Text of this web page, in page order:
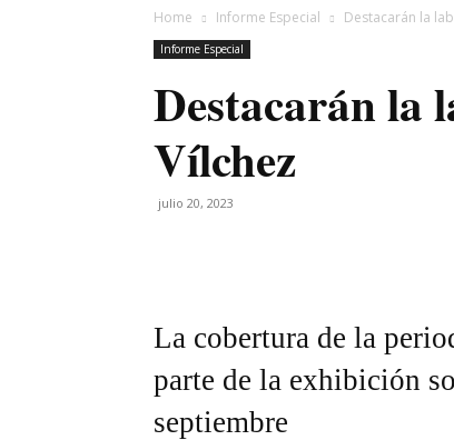
Home Informe Especial Destacarán la
Informe Especial
Destacarán la
Vílchez
julio 20, 2023
La cobertura de la
parte de la exhibición
septiembre